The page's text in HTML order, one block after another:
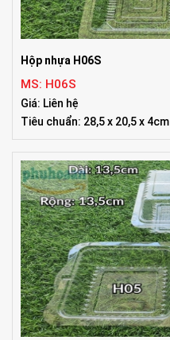
Hộp nhựa H06S
MS: H06S
Giá: Liên hệ
Tiêu chuẩn: 28,5 x 20,5 x 4cm